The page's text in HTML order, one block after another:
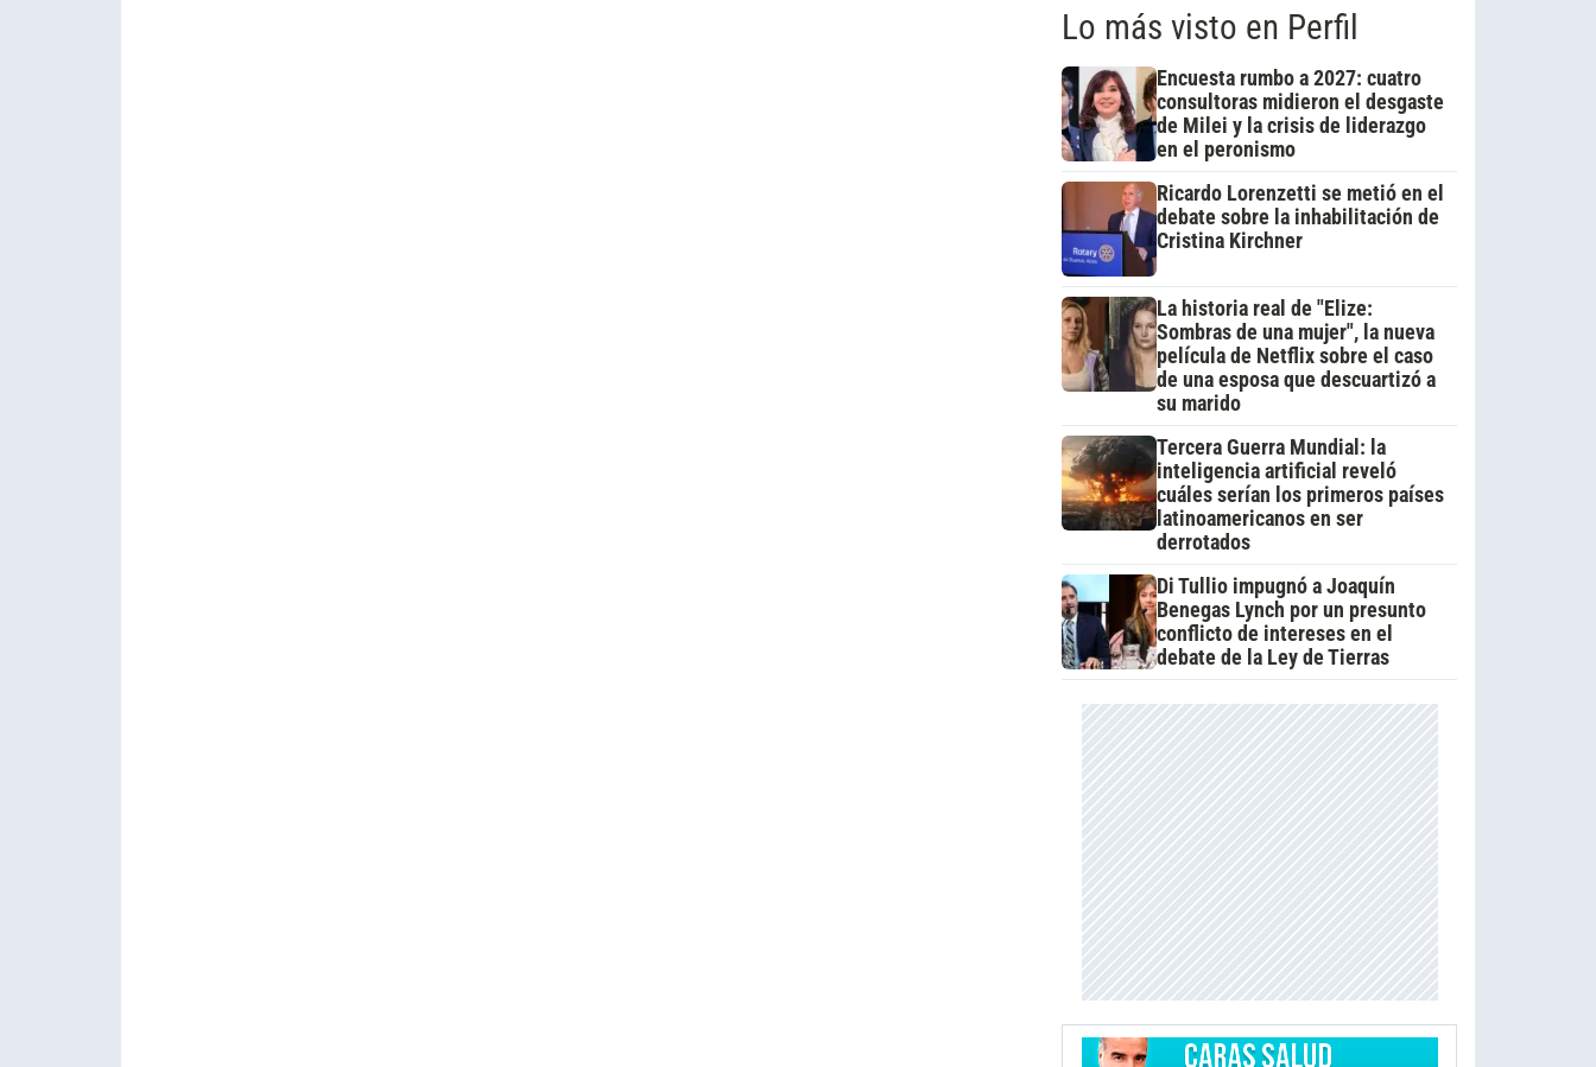
Lo más visto en Perfil
Encuesta rumbo a 2027: cuatro
consultoras midieron el desgaste
de Milei y la crisis de liderazgo
en el peronismo
Ricardo Lorenzetti se metió en el
debate sobre la inhabilitación de
Cristina Kirchner
La historia real de "Elize:
Sombras de una mujer", la nueva
película de Netflix sobre el caso
de una esposa que descuartizó a
su marido
Tercera Guerra Mundial: la
inteligencia artificial reveló
cuáles serían los primeros países
latinoamericanos en ser
derrotados
Di Tullio impugnó a Joaquín
Benegas Lynch por un presunto
conflicto de intereses en el
debate de la Ley de Tierras